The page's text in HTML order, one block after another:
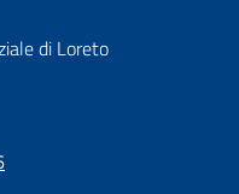
di Loreto